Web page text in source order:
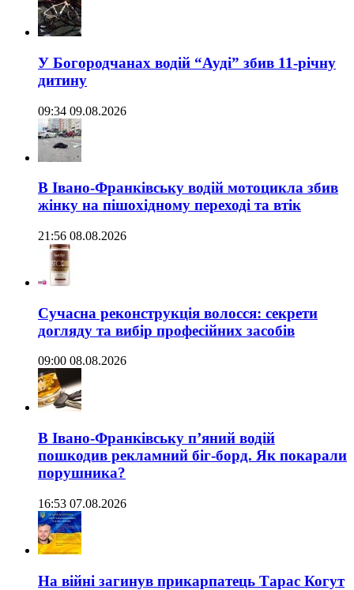
У Богородчанах водій “Ауді” збив 11-річну
дитину
09:34 09.08.2026
В Івано-Франківську водій мотоцикла збив
жінку на пішохідному переході та втік
21:56 08.08.2026
Сучасна реконструкція волосся: секрети
догляду та вибір професійних засобів
09:00 08.08.2026
В Івано-Франківську п’яний водій
пошкодив рекламний біг-борд. Як покарали
порушника?
16:53 07.08.2026
На війні загинув прикарпатець Тарас Когут